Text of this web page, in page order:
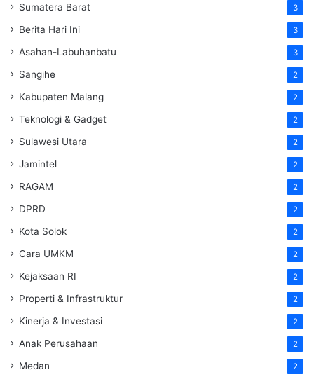
Sumatera Barat 3
Berita Hari Ini 3
Asahan-Labuhanbatu 3
Sangihe 2
Kabupaten Malang 2
Teknologi & Gadget 2
Sulawesi Utara 2
Jamintel 2
RAGAM 2
DPRD 2
Kota Solok 2
Cara UMKM 2
Kejaksaan RI 2
Properti & Infrastruktur 2
Kinerja & Investasi 2
Anak Perusahaan 2
Medan 2